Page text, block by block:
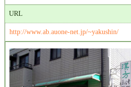
URL
http://www.ab.auone-net.jp/~yakushin/